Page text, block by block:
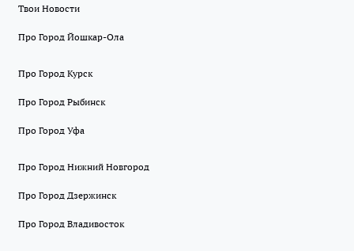
Твои Новости
Про Город Йошкар-Ола
Про Город Курск
Про Город Рыбинск
Про Город Уфа
Про Город Нижний Новгород
Про Город Дзержинск
Про Город Владивосток